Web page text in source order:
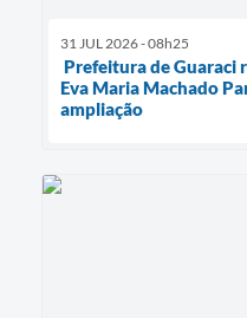
31 JUL 2026 - 08h25
Prefeitura de Guaraci
Eva Maria Machado
ampliação